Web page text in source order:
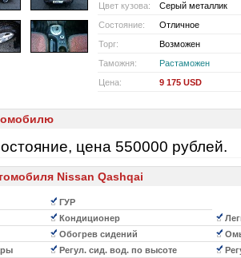
Цвет кузова:
Серый металлик
Состояние:
Отличное
Торг:
Возможен
Таможня:
Растаможен
Цена:
9 175 USD
цена 550000 рублей.
Nissan Qashqai
ГУР
Кондиционер
Обогрев сидений
Регул. сид. вод. по высоте